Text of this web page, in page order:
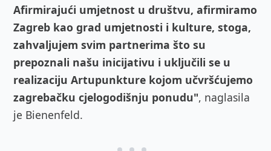
Afirmirajući umjetnost u društvu, afirmiramo
Zagreb kao grad umjetnosti i kulture, stoga,
zahvaljujem svim partnerima što su
prepoznali našu inicijativu i uključili se u
realizaciju Artupunkture kojom učvršćujemo
zagrebačku cjelogodišnju ponudu", naglasila
je Bienenfeld.